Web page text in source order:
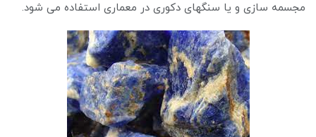
مجسمه سازی و یا سنگهای دکوری در معماری استفاده می شود.